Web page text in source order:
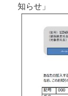
知らせ」